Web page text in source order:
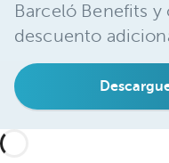
Barceló Benefits y
descuento